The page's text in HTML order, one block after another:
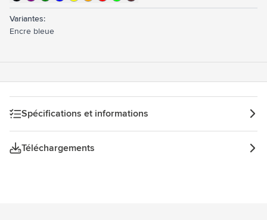
Variantes:
Encre bleue
Spécifications et informations
Téléchargements